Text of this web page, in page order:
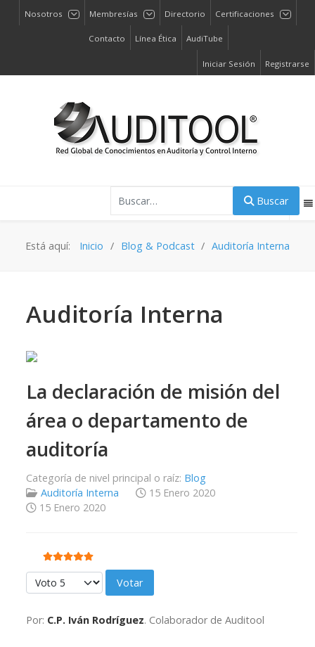
Nosotros Membresías Directorio Certificaciones
Contacto Línea Ética AudiTube
Iniciar Sesión Registrarse
Buscar
Está aquí: Inicio Blog & Podcast Auditoría Interna
Auditoría Interna
La declaración de misión del
área o departamento de
auditoría
Categoría de nivel principal o raíz: Blog
Auditoría Interna
15 Enero 2020
15 Enero 2020
Ratio:5/5
Por favor, vote
Por: C.P. Iván Rodríguez. Colaborador de Auditool